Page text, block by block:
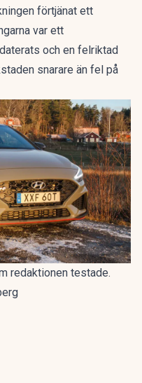
förtjänat ett
var ett
och en felriktad
snarare än fel på
redaktionen testade.